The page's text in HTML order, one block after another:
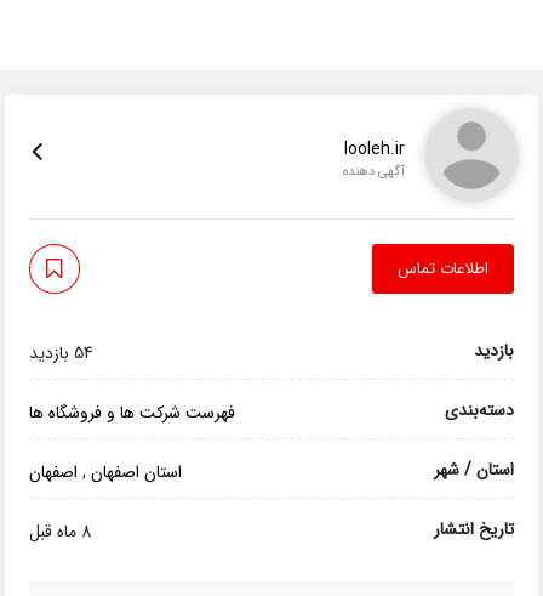
looleh.ir
آگهی دهنده
اطلاعات تماس
بازدید 54 بازدید
دسته‌بندی فهرست شرکت ها و فروشگاه ها
استان / شهر استان اصفهان, اصفهان
تاریخ انتشار 8 ماه قبل